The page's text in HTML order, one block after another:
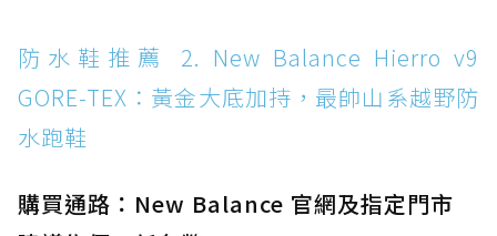
防水鞋推薦 14. SKECHERS BADGER
WATERPROOF：一踩即穿懶人神器！搭載固特
異大底與全防水厚底健走鞋
防水鞋推薦 15. Brooks Cascadia 19 GTX：注
防水鞋推薦 2. New Balance Hierro v9
GORE-TEX：黃金大底加持，最帥山系越野防
水跑鞋
購買通路：New Balance 官網及指定門市